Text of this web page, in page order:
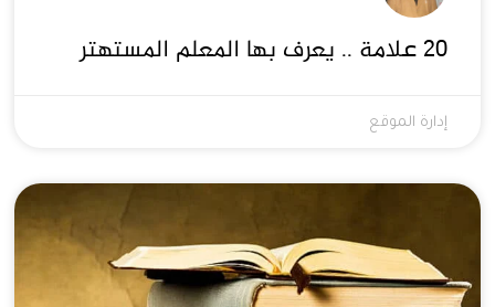
٢٠ علامة .. يعرف بها المعلم المستهتر
إدارة الموقع